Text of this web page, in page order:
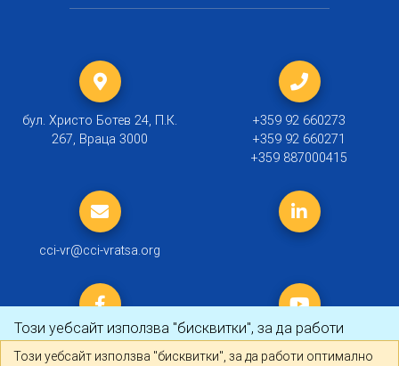
Този уебсайт използва "бисквитки", за да работи
оптимално за Вас.Научете повече
Този уебсайт използва "бисквитки", за да работи оптимално
бул. Христо Ботев 24, П.К.
267, Враца 3000
+359 92 660273
+359 92 660271
+359 887000415
cci-vr@cci-vratsa.org